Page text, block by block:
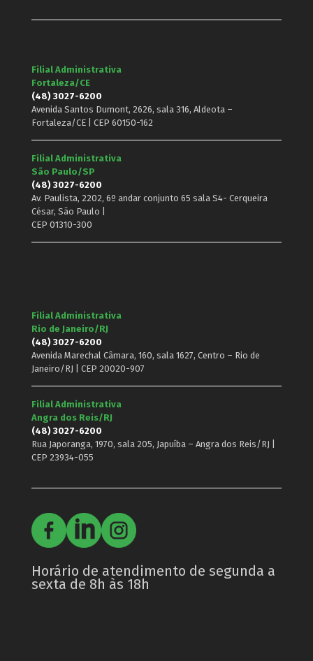
Filial Administrativa
Fortaleza/CE
(48) 3027-6200
Avenida Santos Dumont, 2626, sala 316, Aldeota –
Fortaleza/CE | CEP 60150-162
Filial Administrativa
São Paulo/SP
(48) 3027-6200
Av. Paulista, 2202, 6º andar conjunto 65 sala S4- Cerqueira
César, São Paulo |
CEP 01310-300
Filial Administrativa
Rio de Janeiro/RJ
(48) 3027-6200
Avenida Marechal Câmara, 160, sala 1627, Centro – Rio de
Janeiro/RJ | CEP 20020-907
Filial Administrativa
Angra dos Reis/RJ
(48) 3027-6200
Rua Japoranga, 1970, sala 205, Japuíba – Angra dos Reis/RJ |
CEP 23934-055
Horário de atendimento de segunda a
sexta de 8h às 18h